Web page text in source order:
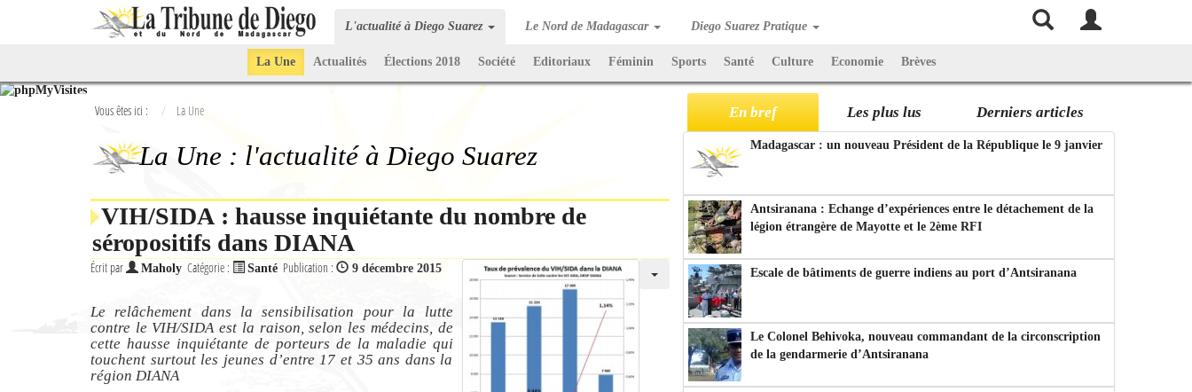
L'actualité à Diego Suarez Le Nord de Madagascar Diego Suarez Pratique
La Une Actualités Élections 2018 Société Editoriaux Féminin Sports Santé Culture Economie Brèves
Vous êtes ici : La Une
La Une : l'actualité à Diego Suarez
VIH/SIDA : hausse inquiétante du nombre de
séropositifs dans DIANA
Écrit par Maholy Catégorie : Santé Publication : 9 décembre 2015
Le relâchement dans la sensibilisation pour la lutte
contre le VIH/SIDA est la raison, selon les médecins, de
cette hausse inquiétante de porteurs de la maladie qui
touchent surtout les jeunes d’entre 17 et 35 ans dans la
région DIANA
En bref Les plus lus Derniers articles
Madagascar : un nouveau Président de la République le 9 janvier
Antsiranana : Echange d’expériences entre le détachement de la
légion étrangère de Mayotte et le 2ème RFI
Escale de bâtiments de guerre indiens au port d’Antsiranana
Le Colonel Behivoka, nouveau commandant de la circonscription
de la gendarmerie d’Antsiranana